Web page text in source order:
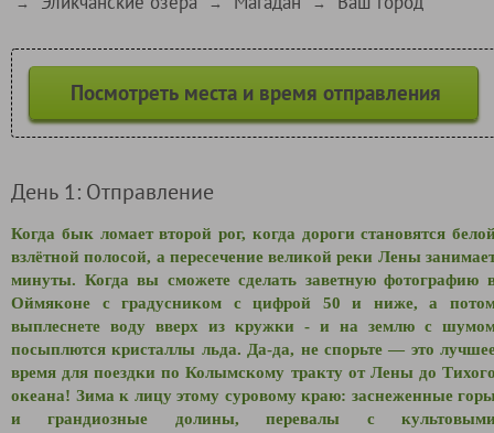
Посмотреть места и время отправления
День 1: Отправление
Когда бык ломает второй рог, когда дороги становятся
взлётной полосой, а пересечение великой реки Лены
минуты. Когда вы сможете сделать заветную фотографию
Оймяконе с градусником с цифрой 50 и ниже, а
выплеснете воду вверх из кружки - и на землю с
посыплются кристаллы льда. Да-да, не спорьте — это
время для поездки по Колымскому тракту от Лены до
океана! Зима к лицу этому суровому краю: заснеженные
и грандиозные долины, перевалы с